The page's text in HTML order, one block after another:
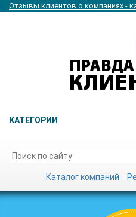
Отзывы клиентов о компаниях -
КАТЕГОРИИ
Каталог компаний